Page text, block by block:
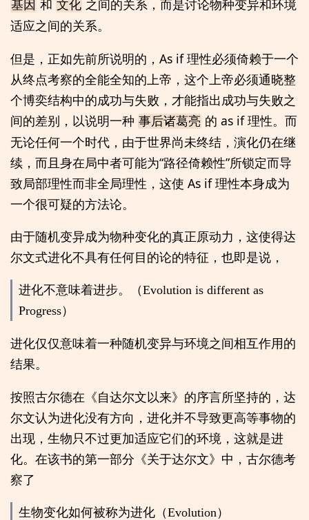
基因 和 文化 之间的关系，而是讨论物种变异和环境
适应之间的关系。
但是，正如先前所说明的，As if 理性必须倚赖于一个
从终点考察的全能全知的上帝，这个上帝必须通晓整
个博奕结构中的成功与失败，才能指出成功与失败之
间的差别，以说明一种 事后诸葛亮 的 as if 理性。而
无论任何一个时代，由于世界尚未终结，演化仍在继
续，而且身在局中者可能为“路径倚赖性”所锁定而导
致局部理性而非全局理性，这使 As if 理性本身成为
一个很可疑的方法论。
由于随机变异成为物种变化的真正原动力，这使得达
尔文式进化不具有任何目的论的特征，也即是说，
进化不意味着进步。（Evolution is different as
Progress）
进化仅仅意味着一种随机变异与环境之间相互作用的
结果。
按照古尔德在《自达尔文以来》的序言所坚持的，达
尔文认为进化没有方向，进化并不导致更高等事物的
出现，生物只不过更加适应它们的环境，这就是进
化。在该书的第一部分《关于达尔文》中，古尔德考
察了
生物变化如何被称为进化（Evolution）